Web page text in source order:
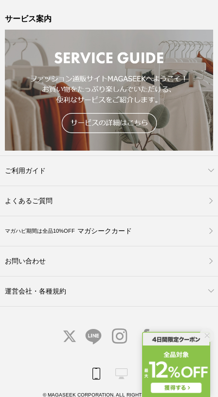
サービス案内
ご利用ガイド
よくあるご質問
マガハピ期間は全品10%OFF マガシークカード
お問い合わせ
運営会社・各種規約
© MAGASEEK CORPORATION. ALL RIGHTS RESERVED.